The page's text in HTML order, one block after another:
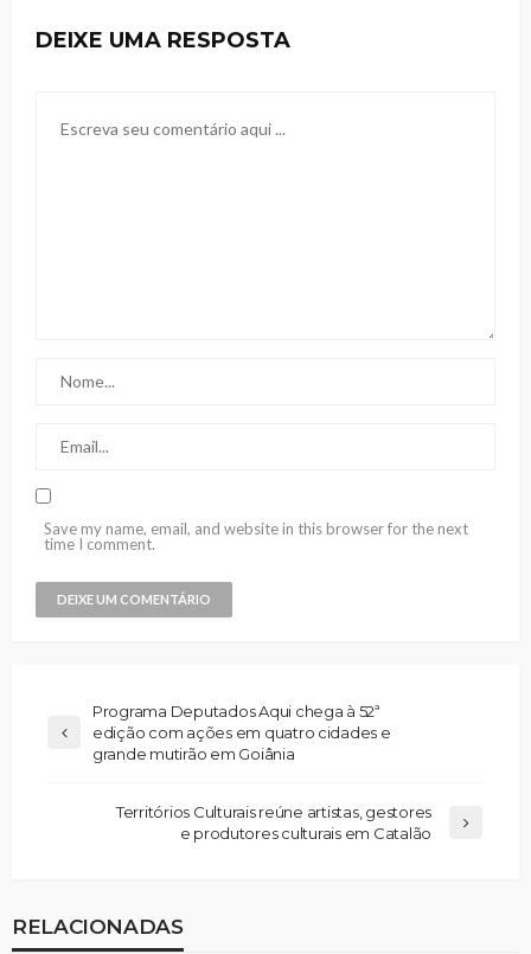
DEIXE UMA RESPOSTA
Save my name, email, and website in this browser for the next
time I comment.
Programa Deputados Aqui chega à 52ª
edição com ações em quatro cidades e
grande mutirão em Goiânia
Territórios Culturais reúne artistas, gestores
e produtores culturais em Catalão
RELACIONADAS